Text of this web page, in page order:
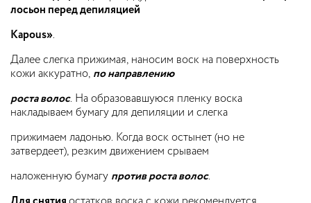
лосьон перед депиляцией
Kapous».
Далее слегка прижимая, наносим воск на поверхность
кожи аккуратно, по направлению
роста волос. На образовавшуюся пленку воска
накладываем бумагу для депиляции и слегка
прижимаем ладонью. Когда воск остынет (но не
затвердеет), резким движением срываем
наложенную бумагу против роста волос.